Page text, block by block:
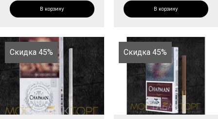
В корзину В корзину
Скидка 45% Скидка 45%